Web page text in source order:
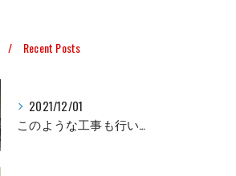
Recent Posts
2021/12/01
このような工事も行います。